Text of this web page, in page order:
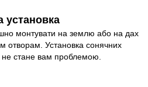
установка
монтувати на землю або на дах
отворам. Установка сонячних
стане вам проблемою.